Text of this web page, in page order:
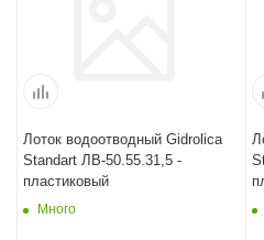
Лоток водоотводный Gidrolica
Standart ЛВ-50.55.31,5 -
пластиковый
Много